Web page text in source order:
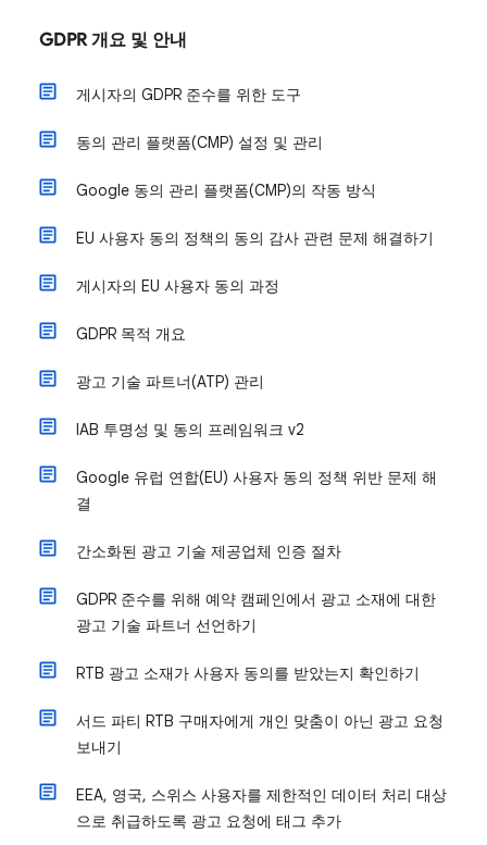
GDPR 개요 및 안내
게시자의 GDPR 준수를 위한 도구
동의 관리 플랫폼(CMP) 설정 및 관리
Google 동의 관리 플랫폼(CMP)의 작동 방식
EU 사용자 동의 정책의 동의 감사 관련 문제 해결하기
게시자의 EU 사용자 동의 과정
GDPR 목적 개요
광고 기술 파트너(ATP) 관리
IAB 투명성 및 동의 프레임워크 v2
Google 유럽 연합(EU) 사용자 동의 정책 위반 문제 해
결
간소화된 광고 기술 제공업체 인증 절차
GDPR 준수를 위해 예약 캠페인에서 광고 소재에 대한
광고 기술 파트너 선언하기
RTB 광고 소재가 사용자 동의를 받았는지 확인하기
서드 파티 RTB 구매자에게 개인 맞춤이 아닌 광고 요청
보내기
EEA, 영국, 스위스 사용자를 제한적인 데이터 처리 대상
으로 취급하도록 광고 요청에 태그 추가